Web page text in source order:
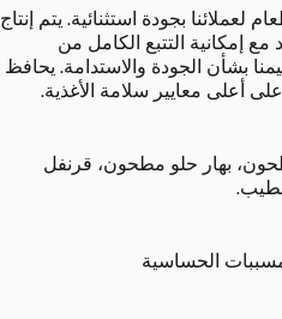
بجودة استثنائية. يتم إنتاج
إمكانية التتبع الكامل من
بشأن الجودة والاستدامة. يحافظ
أعلى معايير سلامة الأغذية.
بهار حلو مطحون، قرنفل
الحساسية